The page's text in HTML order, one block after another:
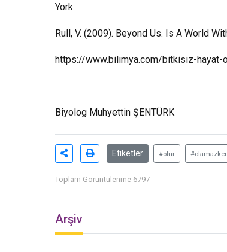
York.
Rull, V. (2009). Beyond Us. Is A World
https://www.bilimya.com/bitkisiz-hayat-
Biyolog Muhyettin ŞENTÜRK
Etiketler #olur
Toplam Görüntülenme 6797
Arşiv